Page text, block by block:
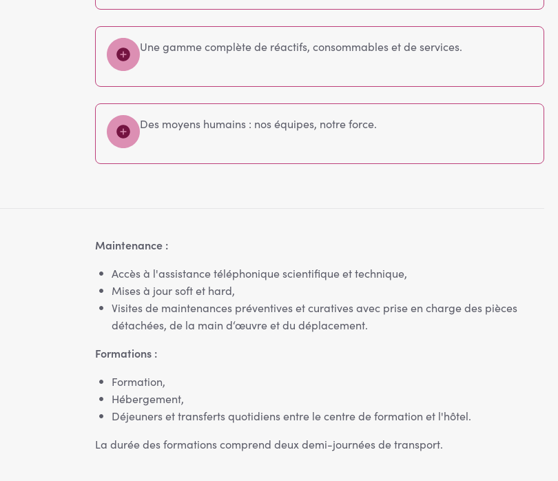
Une gamme complète de réactifs, consommables et de services.
Des moyens humains : nos équipes, notre force.
Maintenance :
Accès à l'assistance téléphonique scientifique et technique,
Mises à jour soft et hard,
Visites de maintenances préventives et curatives avec prise en charge des pièces
détachées, de la main d‘œuvre et du déplacement.
Formations :
Formation,
Hébergement,
Déjeuners et transferts quotidiens entre le centre de formation et l'hôtel.
La durée des formations comprend deux demi-journées de transport.